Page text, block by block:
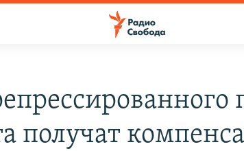
получат